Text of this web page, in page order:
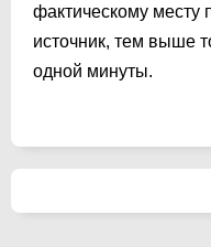
фактическому месту
источник, тем выше
одной минуты.